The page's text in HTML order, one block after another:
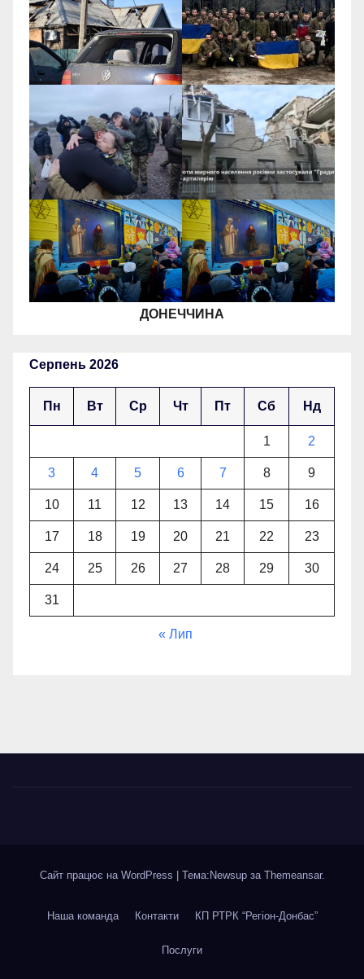
ДОНЕЧЧИНА
Серпень 2026
Пн Вт Ср Чт Пт Сб Нд
1 2
3 4 5 6 7 8 9
10 11 12 13 14 15 16
17 18 19 20 21 22 23
24 25 26 27 28 29 30
31
« Лип
Сайт працює на WordPress Тема:Newsup за Themeansar.
Наша команда Контакти КП РТРК “Регіон-Донбас”
Послуги